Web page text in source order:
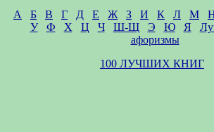
А Б В Г Д Е Ж З И К Л М
У
Ф Х Ц Ч Ш-Щ Э Ю Я
афоризмы
100 ЛУЧШИХ КНИГ